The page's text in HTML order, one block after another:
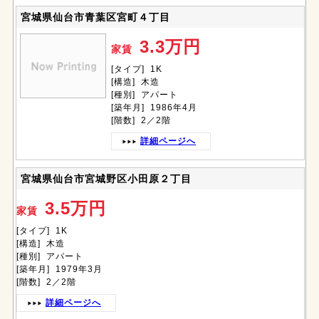
宮城県仙台市青葉区宮町４丁目
家賃3.3万円
[タイプ] 1K
[構造] 木造
[種別] アパート
[築年月] 1986年4月
[階数] 2／2階
詳細ページへ
宮城県仙台市宮城野区小田原２丁目
家賃 3.5万円
[タイプ] 1K
[構造] 木造
[種別] アパート
[築年月] 1979年3月
[階数] 2／2階
詳細ページへ